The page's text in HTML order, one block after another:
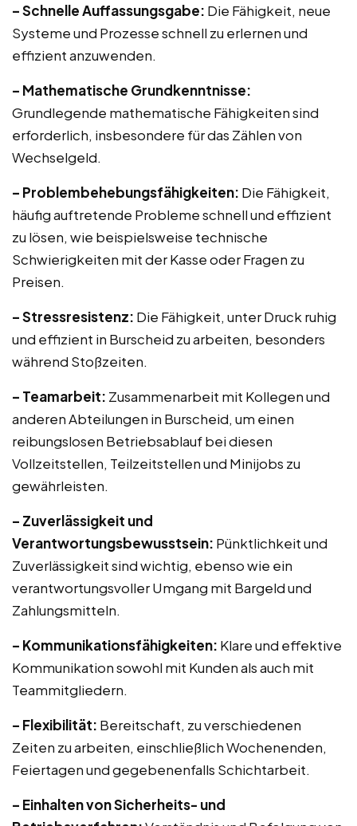
– Schnelle Auffassungsgabe: Die Fähigkeit, neue
Systeme und Prozesse schnell zu erlernen und
effizient anzuwenden.
– Mathematische Grundkenntnisse:
Grundlegende mathematische Fähigkeiten sind
erforderlich, insbesondere für das Zählen von
Wechselgeld.
– Problembehebungsfähigkeiten: Die Fähigkeit,
häufig auftretende Probleme schnell und effizient
zu lösen, wie beispielsweise technische
Schwierigkeiten mit der Kasse oder Fragen zu
Preisen.
– Stressresistenz: Die Fähigkeit, unter Druck ruhig
und effizient in Burscheid zu arbeiten, besonders
während Stoßzeiten.
– Teamarbeit: Zusammenarbeit mit Kollegen und
anderen Abteilungen in Burscheid, um einen
reibungslosen Betriebsablauf bei diesen
Vollzeitstellen, Teilzeitstellen und Minijobs zu
gewährleisten.
– Zuverlässigkeit und
Verantwortungsbewusstsein: Pünktlichkeit und
Zuverlässigkeit sind wichtig, ebenso wie ein
verantwortungsvoller Umgang mit Bargeld und
Zahlungsmitteln.
– Kommunikationsfähigkeiten: Klare und effektive
Kommunikation sowohl mit Kunden als auch mit
Teammitgliedern.
– Flexibilität: Bereitschaft, zu verschiedenen
Zeiten zu arbeiten, einschließlich Wochenenden,
Feiertagen und gegebenenfalls Schichtarbeit.
– Einhalten von Sicherheits- und